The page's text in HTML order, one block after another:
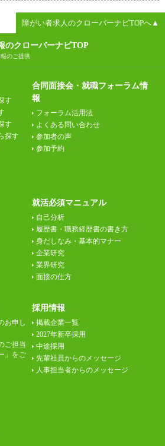
障がい者求人のクローバーナビTOPへ▲
のクローバーナビTOP
のご提供
す
す
探す
合同面接会・就職フォーラム情
報
フォーラム活用法
よくある問い合わせ
参加者の声
参加予約
就活必須マニュアル
自己分析
履歴書・職務経歴書の書き方
身だしなみ・基本的マナー
企業研究
業界研究
面接の仕方
お申し
ご担当
」をご
採用情報
掲載企業一覧
2027年新卒採用
中途採用
先輩社員からのメッセージ
人事担当者からのメッセージ